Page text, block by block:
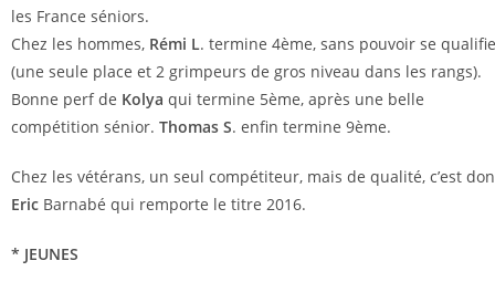
les France séniors.
Chez les hommes, Rémi L. termine 4ème, sans pouvoir se
(une seule place et 2 grimpeurs de gros niveau dans les rangs).
Bonne perf de Kolya qui termine 5ème, après une belle
compétition sénior. Thomas S. enfin termine 9ème.
Chez les vétérans, un seul compétiteur, mais de qualité, c’est
Eric Barnabé qui remporte le titre 2016.
* JEUNES